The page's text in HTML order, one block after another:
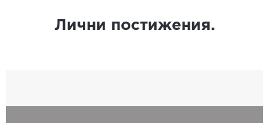
Лични постижения.